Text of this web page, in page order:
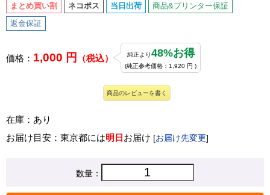
まとめ買い割 ネコポス 当日出荷 商品&プリンター保証
返金保証
価格： 1,000 円 （税込） 純正より48%お得
(純正参考価格：1,920 円 )
商品のレビューを書く
在庫：あり
お届け目安：東京都には明日 お届け [お届け先変更]
数量：